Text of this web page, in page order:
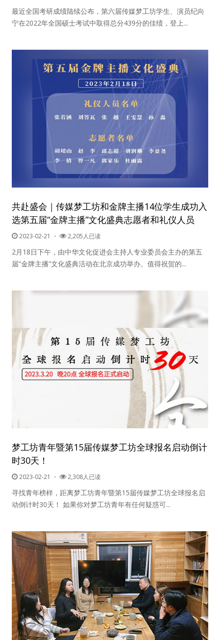
最近全国考研成绩陆续公布，第六届传媒梦工坊学生、演员纪向
宁在2022年全国硕士考试中取得总分439分的佳绩，登上...
共赴盛会｜传媒梦工坊和金牌主播14位学生成功入
选第五届“金牌主播”文化盛典志愿者和礼仪人员
2023-02-21 ・ 2,205人已读
2月18日下午，由中华文化促进会主持人专业委员会主办的第五
届“金牌主播”文化盛典活动在北京成功举办。值得祝贺的...
梦工坊青年暨第15届传媒梦工坊全球报名启动倒计
时30天！
2023-02-21 ・ 2,308人已读
寻找青年榜样，距离梦工坊青年暨第15届传媒梦工坊全球报名启
动倒计时30天！ 如果你对梦工坊青年有任何疑惑可...